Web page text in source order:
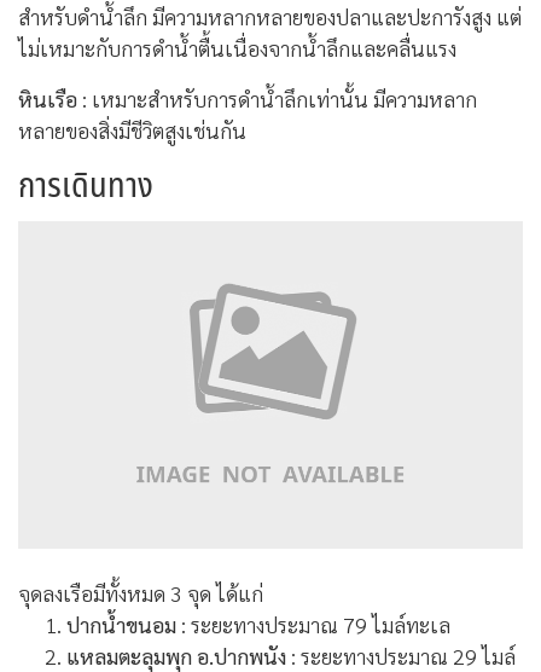
สำหรับดำน้ำลึก มีความหลากหลายของปลาและปะการังสูง แต่
ไม่เหมาะกับการดำน้ำตื้นเนื่องจากน้ำลึกและคลื่นแรง
หินเรือ : เหมาะสำหรับการดำน้ำลึกเท่านั้น มีความหลาก
หลายของสิ่งมีชีวิตสูงเช่นกัน
การเดินทาง
จุดลงเรือมีทั้งหมด 3 จุด ได้แก่
ปากน้ำขนอม : ระยะทางประมาณ 79 ไมล์ทะเล
แหลมตะลุมพุก อ.ปากพนัง : ระยะทางประมาณ 29 ไมล์